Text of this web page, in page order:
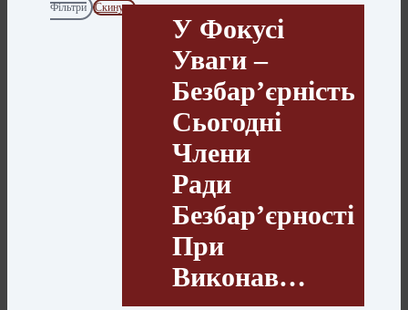
Фільтри
Скинути
У Фокусі
Уваги –
Безбар’єрність
Сьогодні
Члени
Ради
Безбар’єрності
При
Виконав…